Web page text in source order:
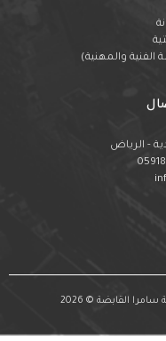
الفنية والمهنية)
- الرياض
القابضة © 2026